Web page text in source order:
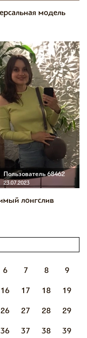
модель
Пользователь 68462
23.07.2023
лонгслив
6 7 8 9
16 17 18 19
26 27 28 29
36 37 38 39